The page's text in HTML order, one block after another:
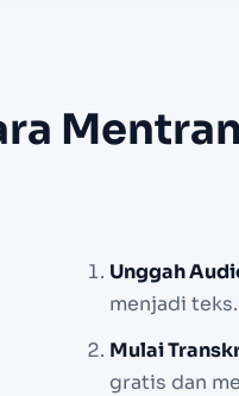
Unggah
menjadi teks.
Mulai
gratis dan